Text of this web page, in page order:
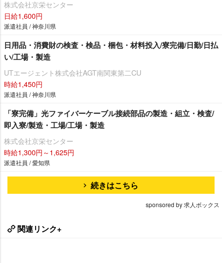
株式会社京栄センター
日給1,600円
派遣社員 / 神奈川県
日用品・消費財の検査・検品・梱包・材料投入/寮完備/日勤/日払
い/工場・製造
UTエージェント株式会社AGT南関東第二CU
時給1,450円
派遣社員 / 神奈川県
「寮完備」光ファイバーケーブル接続部品の製造・組立・検査/
即入寮/製造・工場/工場・製造
株式会社京栄センター
時給1,300円～1,625円
派遣社員 / 愛知県
続きはこちら
sponsored by 求人ボックス
関連リンク+